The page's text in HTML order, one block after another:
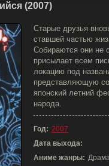
(2007)
Старые друзья
ставшей частью
Собираются они не
присылает всем
локацию под
представляющую
японский летний
народа.
Год: 2007
Дата выхода:
Аниме жанры: